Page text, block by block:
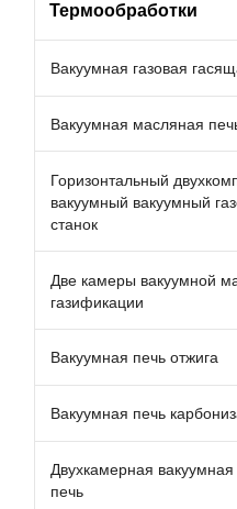
Термообработки
Вакуумная газовая
Вакуумная масляная
Горизонтальный
вакуумный вакуумный
станок
Две камеры вакуумной
газификации
Вакуумная печь отжига
Вакуумная печь
Двухкамерная
печь